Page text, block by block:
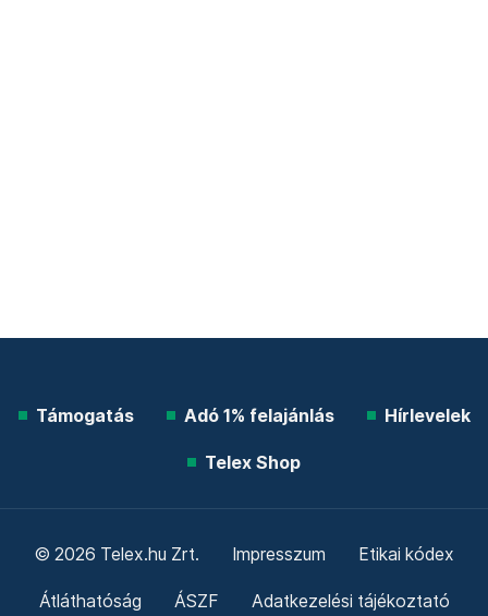
Támogatás Adó 1% felajánlás Hírlevelek
Telex Shop
© 2026 Telex.hu Zrt. Impresszum Etikai kódex
Átláthatóság ÁSZF Adatkezelési tájékoztató